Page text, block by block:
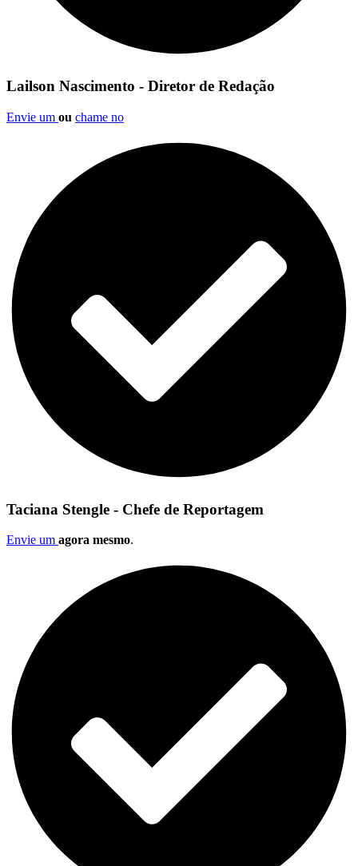
Lailson Nascimento - Diretor de Redação
Envie um ou chame no
Taciana Stengle - Chefe de Reportagem
Envie um agora mesmo.